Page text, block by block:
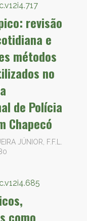
revisão
e
métodos
no
de Polícia
Chapecó
JÚNIOR, F.F.L.
como